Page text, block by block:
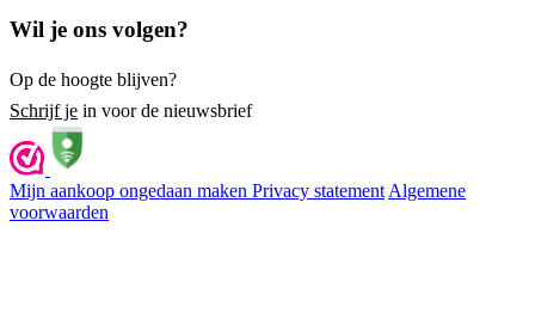
Wil je ons volgen?
Op de hoogte blijven?
Schrijf je in voor de nieuwsbrief
Mijn aankoop ongedaan maken Privacy statement Algemene
voorwaarden